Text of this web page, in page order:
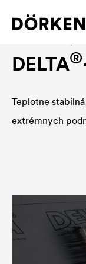
DELTA®
Teplotne
extrémnych